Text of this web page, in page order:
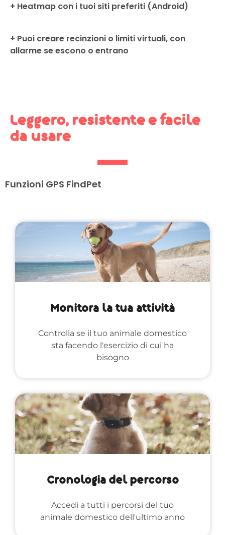
+ Heatmap con i tuoi siti preferiti (Android)
+ Puoi creare recinzioni o limiti virtuali, con
allarme se escono o entrano
Leggero, resistente e facile
da usare
Funzioni GPS FindPet
Monitora la tua attività
Controlla se il tuo animale domestico
sta facendo l'esercizio di cui ha
bisogno
Cronologia del percorso
Accedi a tutti i percorsi del tuo
animale domestico dell'ultimo anno